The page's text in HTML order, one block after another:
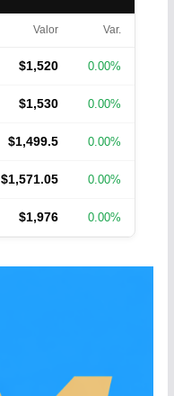
Valor Var.
$1,520 0.00%
$1,530 0.00%
$1,499.5 0.00%
$1,571.05 0.00%
$1,976 0.00%